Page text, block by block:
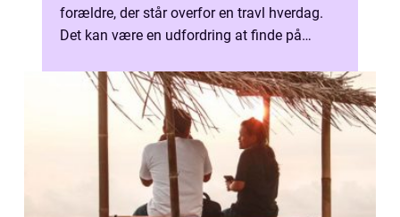
forældre, der står overfor en travl hverdag.
Det kan være en udfordring at finde på